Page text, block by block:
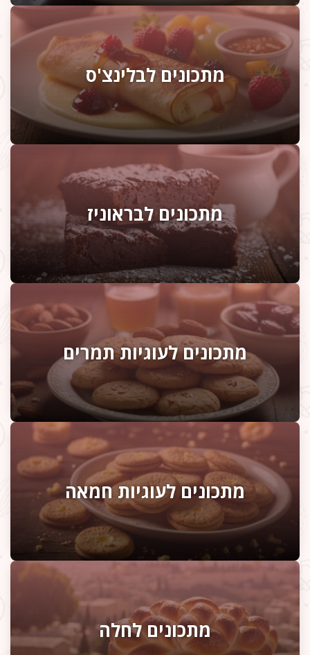
מתכונים לבלינצ'ס
מתכונים לבראוניז
מתכונים לעוגיות תמרים
מתכונים לעוגיות חמאה
מתכונים לחלה